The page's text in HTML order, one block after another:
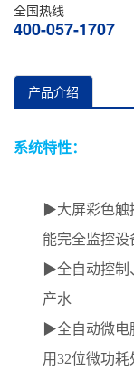
全国热线
400-057-1707
产品介绍
系统特性：
▶大屏彩色触
能完全监控设
▶全自动控制
产水
▶全自动微电
用32位微功耗